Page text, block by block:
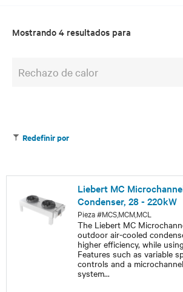
Mostrando 4 resultados para
Rechazo de calor
Redefinir por
Liebert MC
Condenser, 28 - 220kW
Pieza #MCS,MCM,MCL
The Liebert MC
outdoor air-cooled
higher efficiency, while
Features such as variable
controls and a
system...